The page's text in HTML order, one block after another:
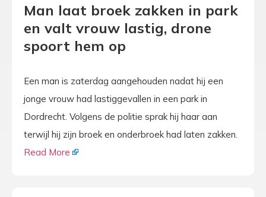
Man laat broek zakken in park
en valt vrouw lastig, drone
spoort hem op
Een man is zaterdag aangehouden nadat hij een
jonge vrouw had lastiggevallen in een park in
Dordrecht. Volgens de politie sprak hij haar aan
terwijl hij zijn broek en onderbroek had laten zakken.
Read More